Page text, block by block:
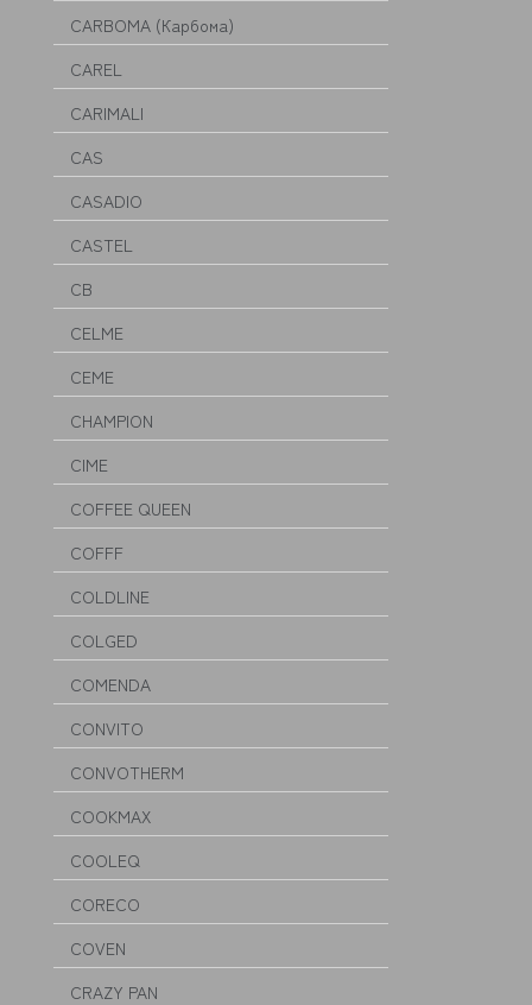
CARBOMA (Карбома)
CAREL
CARIMALI
CAS
CASADIO
CASTEL
CB
CELME
CEME
CHAMPION
CIME
COFFEE QUEEN
COFFF
COLDLINE
COLGED
COMENDA
CONVITO
CONVOTHERM
COOKMAX
COOLEQ
CORECO
COVEN
CRAZY PAN